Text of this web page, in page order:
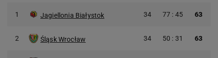
1 Jagiellonia Białystok 34 77 : 45 63
2 Śląsk Wrocław 34 50 : 31 63